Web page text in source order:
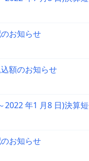
お知らせ
額のお知らせ
2022 年1 月8 日)決算
お知らせ